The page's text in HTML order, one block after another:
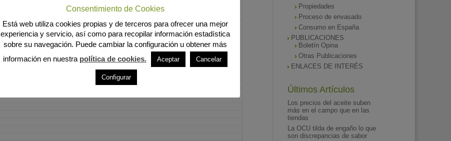
Propiedades
Proceso de envasado
Consumo en España
PUBLICACIONES
Boletín Opina
Otras Publicaciones
ENLACES DE INTERÉS
Últimos Artículos
Los precios del aceite suben
más en el campo que en las
tiendas
La OCU tilda de engaño lo que
son discrepancias de sabor
Consentimiento de Cookies
Está web utiliza cookies propias y de terceros para ofrecer una mejor
experiencia y servicio, así como para recopilar información estadística
sobre su navegación. Puede cambiar la configuración u obtener más
información en nuestra política de cookies. Aceptar Cancelar
Configurar